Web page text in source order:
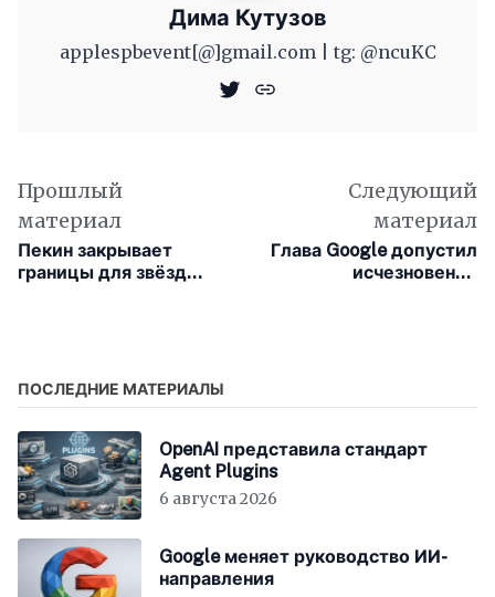
Дима Кутузов
applespbevent[@]gmail.com | tg: @ncuKC
Прошлый
материал
Пекин закрывает
границы для звёзд
Следующий
материал
Глава Google допустил
исчезновение
ПОСЛЕДНИЕ МАТЕРИАЛЫ
OpenAI представила стандарт
Agent Plugins
6 августа 2026
Google меняет руководство ИИ-
направления